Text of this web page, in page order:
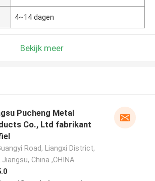
4~14 dagen
Bekijk meer
Pucheng Metal
Co., Ltd fabrikant
Road, Liangxi District,
Jiangsu, China ,CHINA